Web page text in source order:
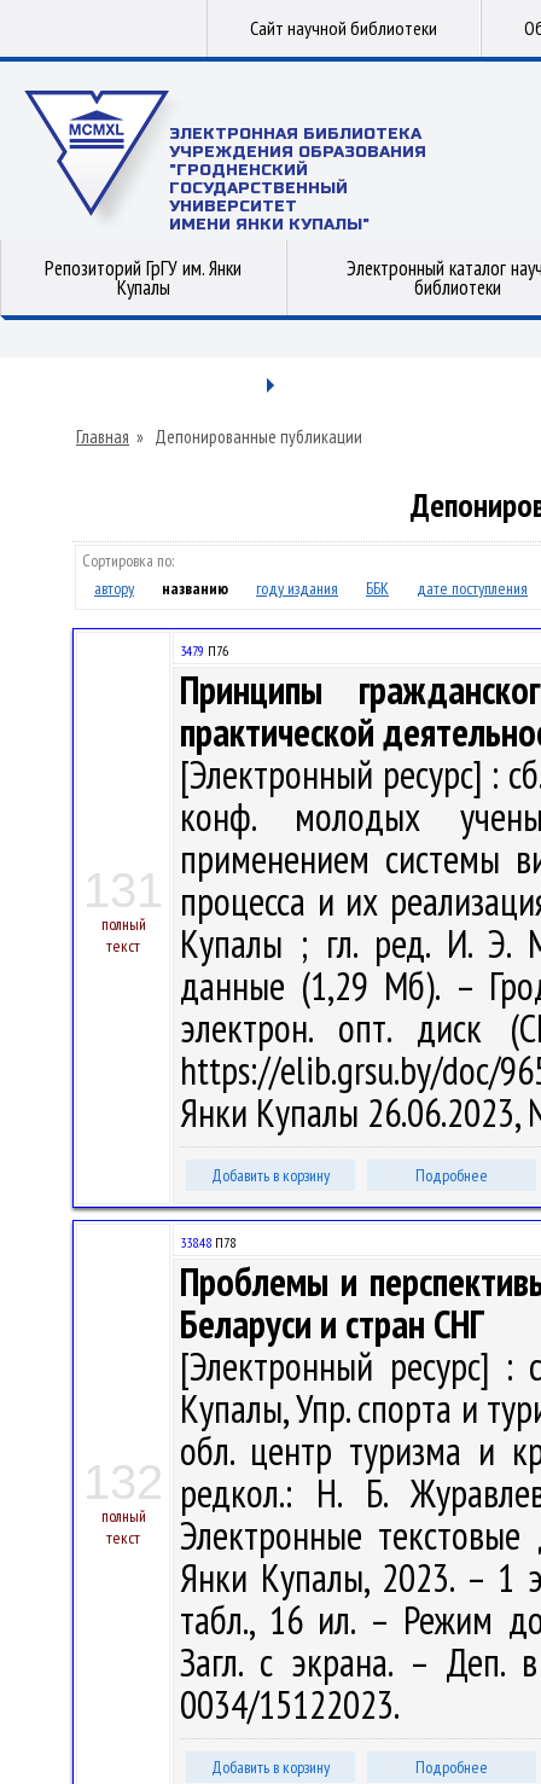
Сайт научной библиотеки
ЭЛЕКТРОННАЯ БИБЛИОТЕКА
УЧРЕЖДЕНИЯ ОБРАЗОВАНИЯ
"ГРОДНЕНСКИЙ
ГОСУДАРСТВЕННЫЙ
УНИВЕРСИТЕТ
ИМЕНИ ЯНКИ КУПАЛЫ"
Репозиторий ГрГУ им. Янки
Купалы
Электронный каталог
библиотеки
Главная » Депонированные публикации
Сортировка по:
автору
названию году издания ББК дате поступления
131
полный
текст
347.9 П76
Принципы
практической
[Электронный ресурс] :
конф. молодых
применением системы
процесса и их
Купалы ; гл. ред. И. Э.
данные (1,29 Мб). –
электрон. опт. диск
https://elib.grsu.by/doc/
Янки Купалы
Добавить в корзину Подробнее
132
полный
текст
338.48 П78
Проблемы и
Беларуси и стран СНГ
[Электронный ресурс] :
Купалы, Упр. спорта и
обл. центр туризма и
редкол.: Н. Б.
Электронные
Янки Купалы, 2023. – 1
табл., 16 ил. – Режим
Загл. с экрана. – Деп.
0034/15122023.
Добавить в корзину Подробнее